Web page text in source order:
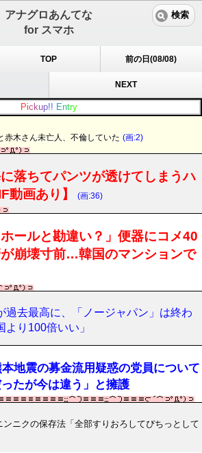
アナグロあんてな
for スマホ
検索
TOP 前の日(08/08)
NEXT
Pic kup!! Entry
赤木さん未亡人、不倫していた (画:2)
落ちてパンツが透けてしまうハ
動画あり】
(画:36)
ホールと勘違い？」便器にコメ40
崩壊寸前…韓国のマンションで
過去最高に、「ノージャパン」は終わ
り100倍いい」
地震の募金流用疑惑の党員について
ったが今は違う」と擁護
ンニクの保存法「全部すりおろしてぴちっとして